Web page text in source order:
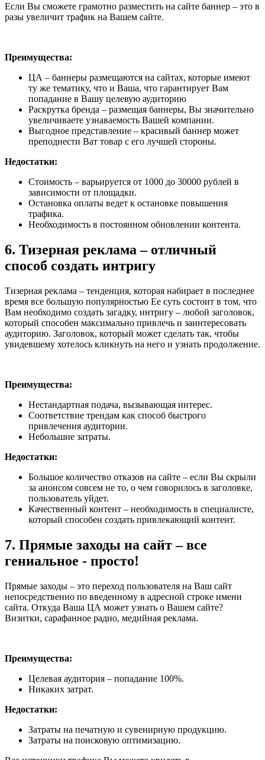
Если Вы сможете грамотно разместить на сайте баннер – это в
разы увеличит трафик на Вашем сайте.
Преимущества:
ЦА – баннеры размещаются на сайтах, которые имеют
ту же тематику, что и Ваша, что гарантирует Вам
попадание в Вашу целевую аудиторию
Раскрутка бренда – размещая баннеры, Вы значительно
увеличиваете узнаваемость Вашей компании.
Выгодное представление – красивый баннер может
преподнести Ват товар с его лучшей стороны.
Недостатки:
Стоимость – варьируется от 1000 до 30000 рублей в
зависимости от площадки.
Остановка оплаты ведет к остановке повышения
трафика.
Необходимость в постоянном обновлении контента.
6. Тизерная реклама – отличный
способ создать интригу
Тизерная реклама – тенденция, которая набирает в последнее
время все большую популярностью Ее суть состоит в том, что
Вам необходимо создать загадку, интригу – любой заголовок,
который способен максимально привлечь и заинтересовать
аудиторию. Заголовок, который может сделать так, чтобы
увидевшему хотелось кликнуть на него и узнать продолжение.
Преимущества:
Нестандартная подача, вызывающая интерес.
Соответствие трендам как способ быстрого
привлечения аудитории.
Небольшие затраты.
Недостатки:
Большое количество отказов на сайте – если Вы скрыли
за анонсом совсем не то, о чем говорилось в заголовке,
пользователь уйдет.
Качественный контент – необходимость в специалисте,
который способен создать привлекающий контент.
7. Прямые заходы на сайт – все
гениальное - просто!
Прямые заходы – это переход пользователя на Ваш сайт
непосредственно по введенному в адресной строке имени
сайта. Откуда Ваша ЦА может узнать о Вашем сайте?
Визитки, сарафанное радио, медийная реклама.
Преимущества:
Целевая аудитория – попадание 100%.
Никаких затрат.
Недостатки:
Затраты на печатную и сувенирную продукцию.
Затраты на поисковую оптимизацию.